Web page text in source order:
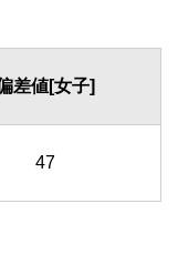
差値[女子]
47